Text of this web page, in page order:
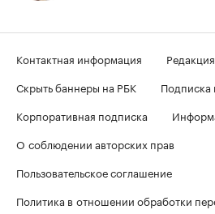
Контактная информация
Редакция
Скрыть баннеры на РБК
Подписка
Корпоративная подписка
О соблюдении авторских прав
Пользовательское соглашение
Политика в отношении обработки